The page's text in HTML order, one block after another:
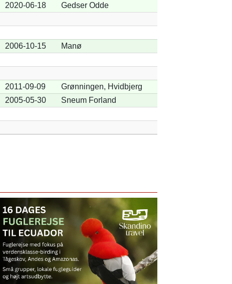
2020-06-18
Gedser Odde
2006-10-15
Manø
2011-09-09
Grønningen, Hvidbjerg
2005-05-30
Sneum Forland